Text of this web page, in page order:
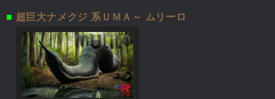
■ 超巨大ナメクジ 系ＵＭＡ～ ムリーロ